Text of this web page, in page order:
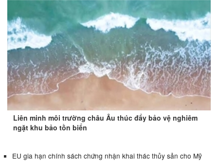
Liên minh môi trường châu Âu thúc đẩy bảo vệ nghiêm
ngặt khu bảo tồn biển
EU gia hạn chính sách chứng nhận khai thác thủy sản cho Mỹ